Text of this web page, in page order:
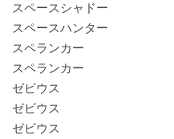
スペースシャドー
スペースハンター
スペランカー
スペランカー
ゼビウス
ゼビウス
ゼビウス